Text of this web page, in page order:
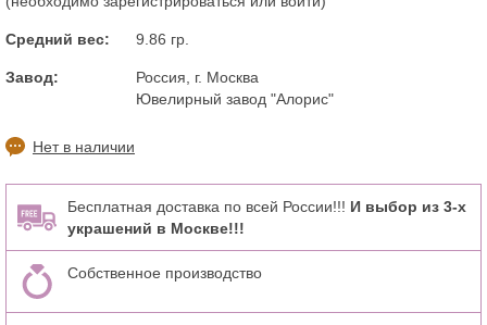
Средний вес: 9.86 гр.
Завод:
Россия, г. Москва
Ювелирный завод "Алорис"
Нет в наличии
Бесплатная доставка по всей России!!! И выбор из 3-х
украшений в Москве!!!
Собственное производство